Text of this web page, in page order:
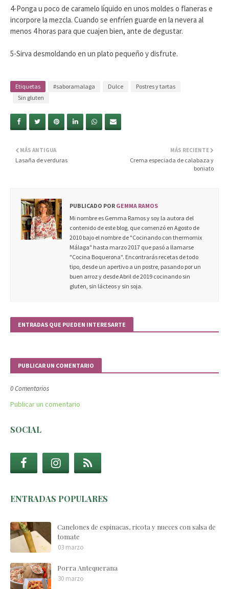
4-Ponga u poco de caramelo líquido en unos moldes o flaneras e
incorpore la mezcla. Cuando se enfríen guarde en la nevera al
menos 4 horas para que cuajen bien, ante de degustar.
5-Sirva desmoldando en un plato pequeño y disfrute.
Etiquetas #saboramalaga Dulce
Postres y tartas
Sin gluten
MÁS RECIENTE
Crema especiada de calabaza y
boniato
MÁS ANTIGUA
Lasaña de verduras
PUBLICADO POR GEMMA RAMOS
Mi nombre es Gemma Ramos y soy la autora del
contenido de este blog, que comenzó en Agosto de
2010 bajo el nombre de "Cocinando con thermomix
Málaga" hasta marzo 2017 que pasó a llamarse
"Cocina Boquerona". Encontrarás recetas de todo
tipo, desde un apertivo a un postre, pasando por un
buen arroz y desde Abril de 2019 cocinando sin
gluten, sin lácteos y sin soja.
ENTRADAS QUE PUEDEN INTERESARTE
PUBLICAR UN COMENTARIO
0 Comentarios
Publicar un comentario
SOCIAL
ENTRADAS POPULARES
Canelones de espinacas, ricota y nueces con salsa de
tomate
03 marzo
Porra Antequerana
30 marzo